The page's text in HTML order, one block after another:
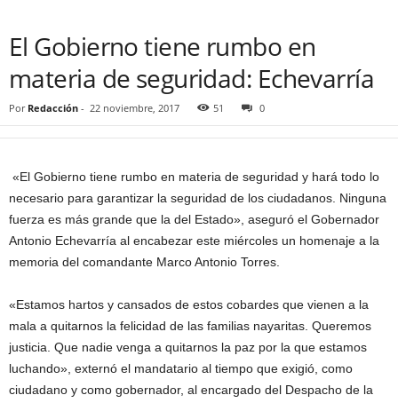
El Gobierno tiene rumbo en
materia de seguridad: Echevarría
Por Redacción - 22 noviembre, 2017 51 0
«El Gobierno tiene rumbo en materia de seguridad y hará todo lo
necesario para garantizar la seguridad de los ciudadanos. Ninguna
fuerza es más grande que la del Estado», aseguró el Gobernador
Antonio Echevarría al encabezar este miércoles un homenaje a la
memoria del comandante Marco Antonio Torres.
«Estamos hartos y cansados de estos cobardes que vienen a la
mala a quitarnos la felicidad de las familias nayaritas. Queremos
justicia. Que nadie venga a quitarnos la paz por la que estamos
luchando», externó el mandatario al tiempo que exigió, como
ciudadano y como gobernador, al encargado del Despacho de la